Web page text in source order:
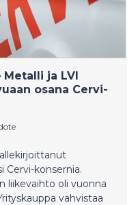
ja LVI
osana Cervi-
Cervi-konsernia.
liikevaihto oli vuonna
vahvistaa